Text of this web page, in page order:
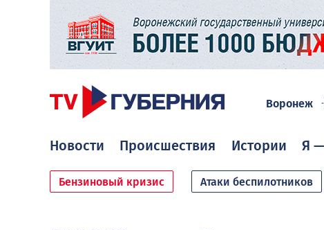
Воронеж
Новости Происшествия Истории Я
Бензиновый кризис Атаки беспилотников